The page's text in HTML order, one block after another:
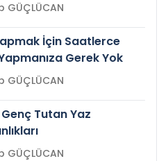
Zeynep GÜÇLÜCAN
İçin Saatlerce
Gerek Yok
Zeynep GÜÇLÜCAN
Tutan Yaz
Zeynep GÜÇLÜCAN